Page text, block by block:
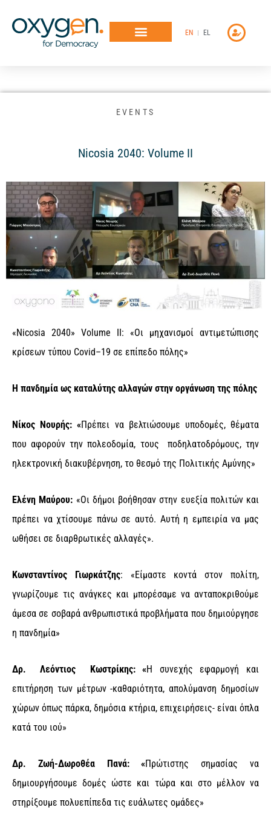
στο
περιεχόμενο
EN EL
EVENTS
Nicosia 2040: Volume II
«Nicosia 2040» Volume II: «Οι μηχανισμοί αντιμετώπισης
κρίσεων τύπου Covid–19 σε επίπεδο πόλης»
Η πανδημία ως καταλύτης αλλαγών στην οργάνωση της πόλης
Νίκος Νουρής: «Πρέπει να βελτιώσουμε υποδομές, θέματα
που αφορούν την πολεοδομία, τους ποδηλατοδρόμους, την
ηλεκτρονική διακυβέρνηση, το θεσμό της Πολιτικής Αμύνης»
Ελένη Μαύρου: «Οι δήμοι βοήθησαν στην ευεξία πολιτών και
πρέπει να χτίσουμε πάνω σε αυτό. Αυτή η εμπειρία να μας
ωθήσει σε διαρθρωτικές αλλαγές».
Κωνσταντίνος Γιωρκάτζης: «Είμαστε κοντά στον πολίτη,
γνωρίζουμε τις ανάγκες και μπορέσαμε να ανταποκριθούμε
άμεσα σε σοβαρά ανθρωπιστικά προβλήματα που δημιούργησε
η πανδημία»
Δρ. Λεόντιος Κωστρίκης: «Η συνεχής εφαρμογή και
επιτήρηση των μέτρων -καθαριότητα, απολύμανση δημοσίων
χώρων όπως πάρκα, δημόσια κτήρια, επιχειρήσεις- είναι όπλα
κατά του ιού»
Δρ. Ζωή-Δωροθέα Πανά: «Πρώτιστης σημασίας να
δημιουργήσουμε δομές ώστε και τώρα και στο μέλλον να
στηρίξουμε πολυεπίπεδα τις ευάλωτες ομάδες»